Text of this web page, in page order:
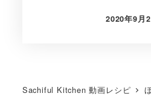
2020年9月
Sachiful Kitchen 動画レシピ